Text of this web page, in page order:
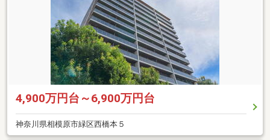
4,900万円台～6,900万円台
神奈川県相模原市緑区西橋本５